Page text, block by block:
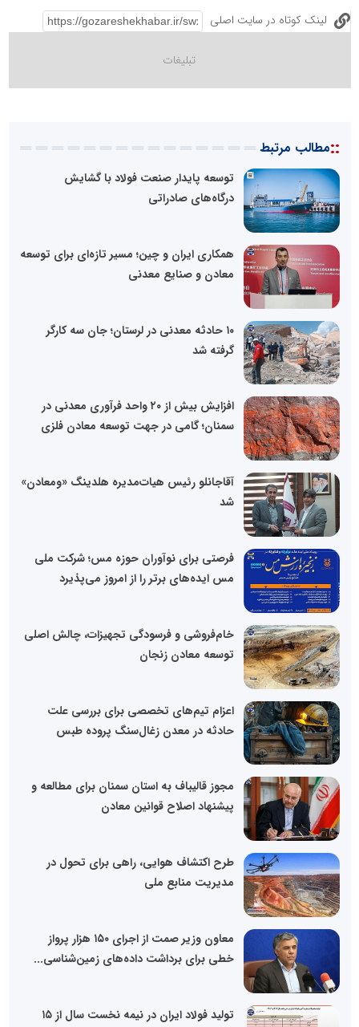
لینک کوتاه در سایت اصلی
::مطالب مرتبط
توسعه پایدار صنعت فولاد با گشایش
درگاه‌های صادراتی
همکاری ایران و چین؛ مسیر تازه‌ای برای توسعه
معادن و صنایع معدنی
۱۰ حادثه معدنی در لرستان؛ جان سه کارگر
گرفته شد
افزایش بیش از ۲۰ واحد فرآوری معدنی در
سمنان؛ گامی در جهت توسعه معادن فلزی
آقاجانلو رئیس هیات‌مدیره هلدینگ «ومعادن»
شد
فرصتی برای نوآوران حوزه مس؛ شرکت ملی
مس ایده‌های برتر را از امروز می‌پذیرد
خام‌فروشی و فرسودگی تجهیزات، چالش اصلی
توسعه معادن زنجان
اعزام تیم‌های تخصصی برای بررسی علت
حادثه در معدن زغال‌سنگ پروده طبس
مجوز قالیباف به استان سمنان برای مطالعه و
پیشنهاد اصلاح قوانین معادن
طرح اکتشاف هوایی، راهی برای تحول در
مدیریت منابع ملی
معاون وزیر صمت از اجرای ۱۵۰ هزار پرواز
خطی برای برداشت داده‌های زمین‌شناسی...
تولید فولاد ایران در نیمه نخست سال از ۱۵